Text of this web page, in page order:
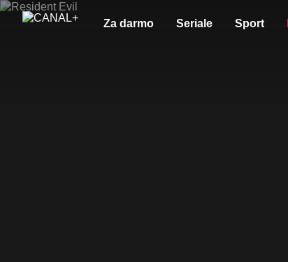
Za darmo Seriale Sport